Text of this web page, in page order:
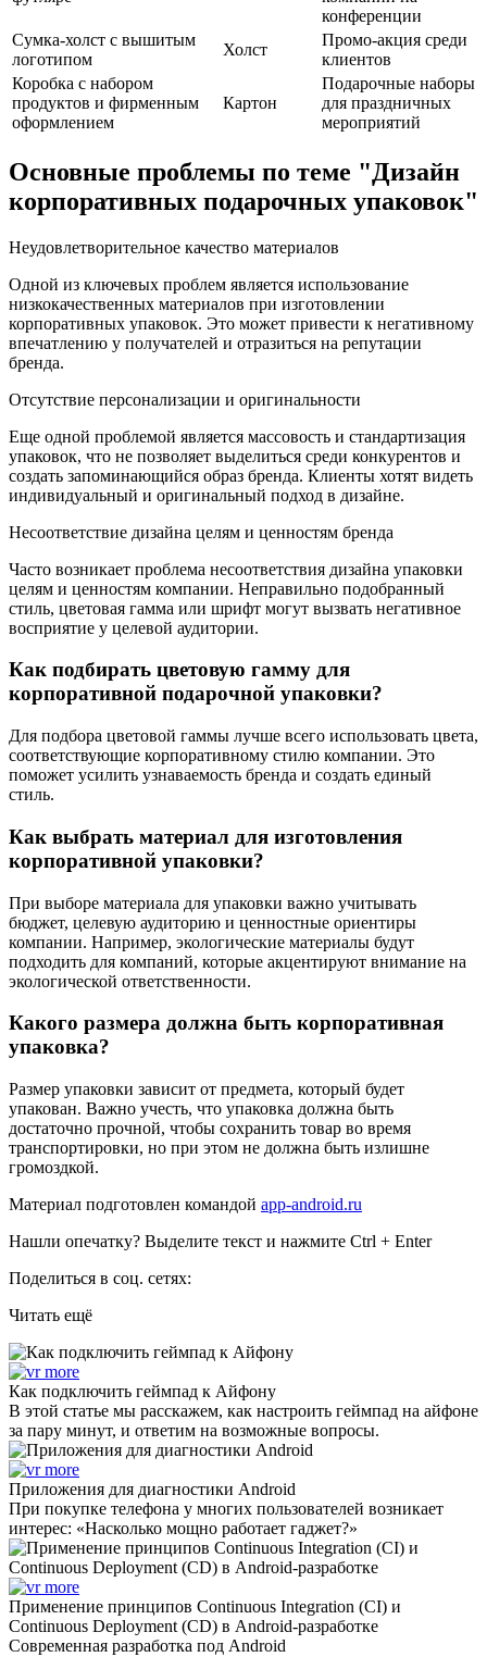
конференции
Сумка-холст с вышитым
логотипом
Холст
Промо-акция среди
клиентов
Коробка с набором
продуктов и фирменным
оформлением
Картон
Подарочные наборы
для праздничных
мероприятий
Основные проблемы по теме "Дизайн
корпоративных подарочных упаковок"
Неудовлетворительное качество материалов
Одной из ключевых проблем является использование
низкокачественных материалов при изготовлении
корпоративных упаковок. Это может привести к негативному
впечатлению у получателей и отразиться на репутации
бренда.
Отсутствие персонализации и оригинальности
Еще одной проблемой является массовость и стандартизация
упаковок, что не позволяет выделиться среди конкурентов и
создать запоминающийся образ бренда. Клиенты хотят видеть
индивидуальный и оригинальный подход в дизайне.
Несоответствие дизайна целям и ценностям бренда
Часто возникает проблема несоответствия дизайна упаковки
целям и ценностям компании. Неправильно подобранный
стиль, цветовая гамма или шрифт могут вызвать негативное
восприятие у целевой аудитории.
Как подбирать цветовую гамму для
корпоративной подарочной упаковки?
Для подбора цветовой гаммы лучше всего использовать цвета,
соответствующие корпоративному стилю компании. Это
поможет усилить узнаваемость бренда и создать единый
стиль.
Как выбрать материал для изготовления
корпоративной упаковки?
При выборе материала для упаковки важно учитывать
бюджет, целевую аудиторию и ценностные ориентиры
компании. Например, экологические материалы будут
подходить для компаний, которые акцентируют внимание на
экологической ответственности.
Какого размера должна быть корпоративная
упаковка?
Размер упаковки зависит от предмета, который будет
упакован. Важно учесть, что упаковка должна быть
достаточно прочной, чтобы сохранить товар во время
транспортировки, но при этом не должна быть излишне
громоздкой.
Материал подготовлен командой app-android.ru
Нашли опечатку? Выделите текст и нажмите Ctrl + Enter
Поделиться в соц. сетях:
Читать ещё
Как подключить геймпад к Айфону
В этой статье мы расскажем, как настроить геймпад на айфоне
за пару минут, и ответим на возможные вопросы.
Приложения для диагностики Android
При покупке телефона у многих пользователей возникает
интерес: «Насколько мощно работает гаджет?»
Применение принципов Continuous Integration (CI) и
Continuous Deployment (CD) в Android-разработке
Современная разработка под Android